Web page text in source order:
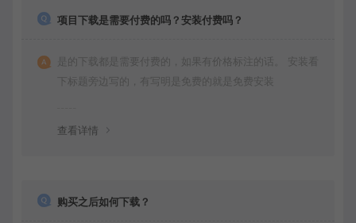
项目下载是需要付费的吗？安装付费吗？
是的下载都是需要付费的，如果有价格标注的话。 安装看
下标题旁边写的，有写明是免费的就是免费安装
查看详情
购买之后如何下载？